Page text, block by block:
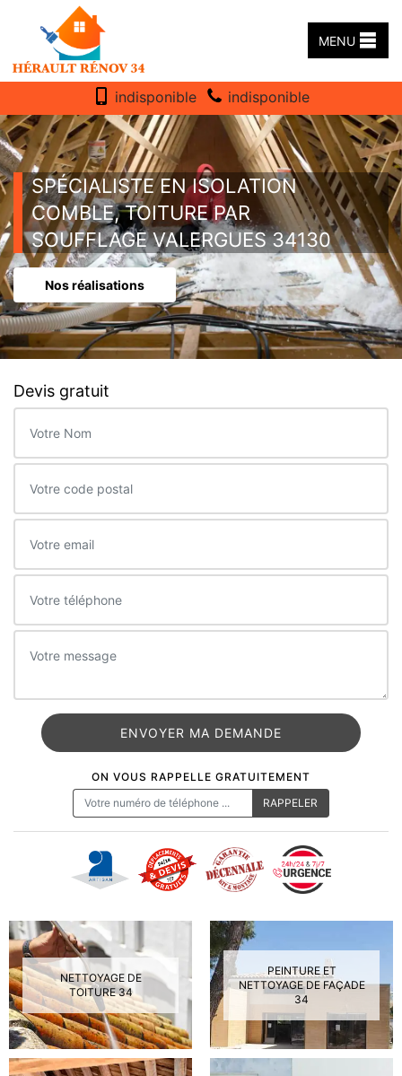
MENU
indisponible indisponible
SPÉCIALISTE EN ISOLATION
COMBLE, TOITURE PAR
SOUFFLAGE VALERGUES 34130
Nos réalisations
Devis gratuit
ON VOUS RAPPELLE GRATUITEMENT
NETTOYAGE DE
TOITURE 34
PEINTURE ET
NETTOYAGE DE FAÇADE
34